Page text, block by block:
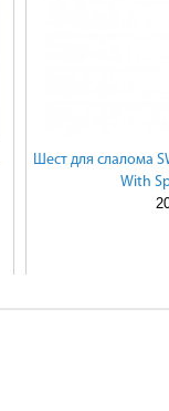
Шест для слалома
With